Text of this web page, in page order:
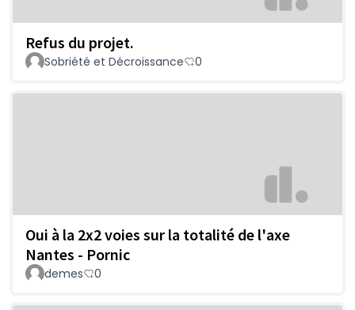
Refus du projet.
Sobriété et Décroissance 0
Oui à la 2x2 voies sur la totalité de l'axe
Nantes - Pornic
demes 0